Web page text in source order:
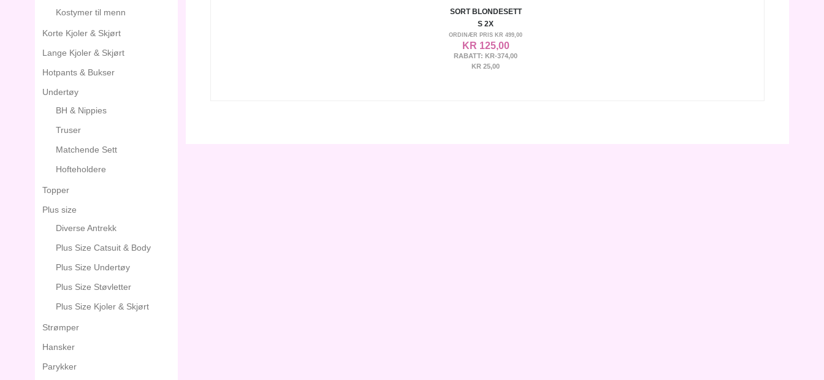
SORT BLONDESETT
S 2X
ORDINÆR PRIS KR 499,00
KR 125,00
RABATT: KR-374,00
KR 25,00
Kostymer til menn
Korte Kjoler & Skjørt
Lange Kjoler & Skjørt
Hotpants & Bukser
Undertøy
BH & Nippies
Truser
Matchende Sett
Hofteholdere
Topper
Plus size
Diverse Antrekk
Plus Size Catsuit & Body
Plus Size Undertøy
Plus Size Støvletter
Plus Size Kjoler & Skjørt
Strømper
Hansker
Parykker